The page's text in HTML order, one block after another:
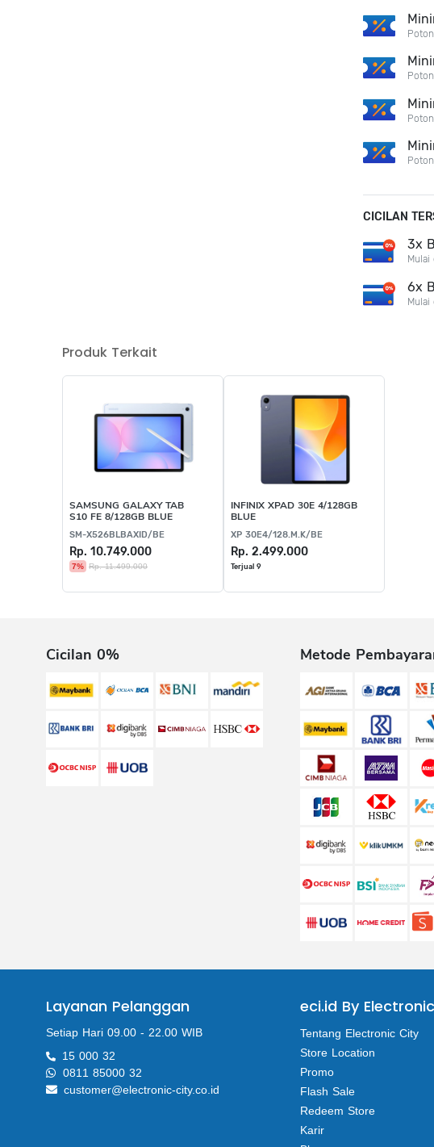
CICILAN
3x
Mulai
6x
Mulai
Produk Terkait
SAMSUNG GALAXY TAB
S10 FE 8/128GB BLUE
SM-X526BLBAXID/BE
Rp. 10.749.000
7% Rp. 11.499.000
INFINIX XPAD 30E 4/128GB
BLUE
XP 30E4/128.M.K/BE
Rp. 2.499.000
Terjual 9
Cicilan 0% Metode
Layanan Pelanggan
Setiap Hari 09.00 - 22.00 WIB
15 000 32
0811 85000 32
customer@electronic-city.co.id
eci.id By
Tentang Electronic City
Store Location
Promo
Flash Sale
Redeem Store
Karir